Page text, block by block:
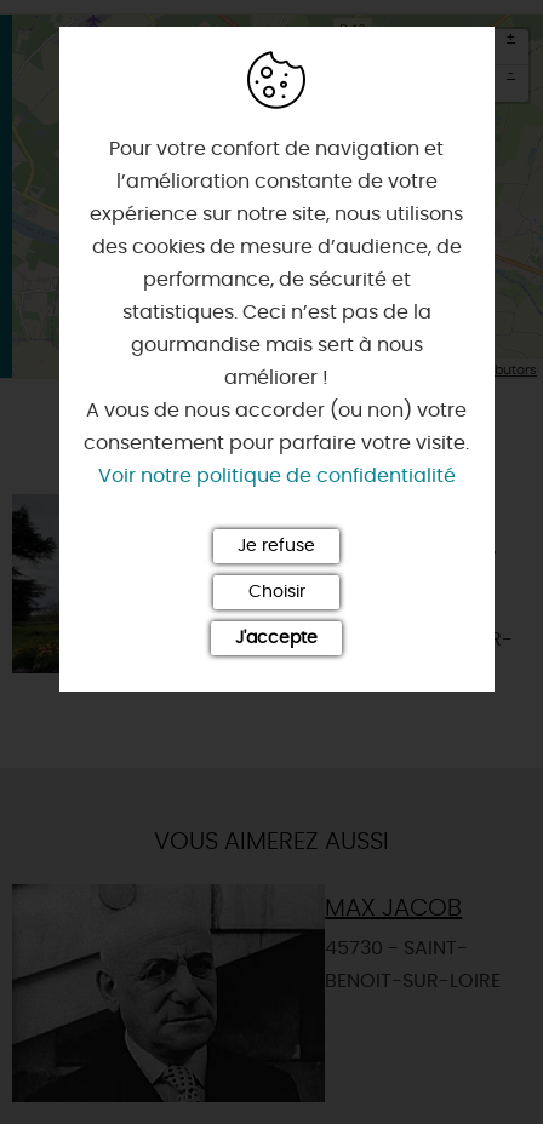
CHATEAUNEUF-SUR-LOIRE
+
-
Leaflet | Map data © OpenStreetMap contributors
POURSUIVRE LA VISITE
SUR-LOIRE
45110 -
CHATEAUNEUF-SUR-
VOUS AIMEREZ AUSSI
MAX JACOB
45730 - SAINT-
BENOIT-SUR-LOIRE
Pour votre confort de navigation et
l’amélioration constante de votre
expérience sur notre site, nous utilisons
des cookies de mesure d’audience, de
performance, de sécurité et
statistiques. Ceci n’est pas de la
gourmandise mais sert à nous
améliorer !
A vous de nous accorder (ou non) votre
consentement pour parfaire votre visite.
Voir notre politique de confidentialité
Je refuse
Choisir
J'accepte